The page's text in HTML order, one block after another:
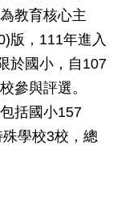
教育核心主
版，111年進入
於國小，自107
參與評選。
括國小157
學校3校，總